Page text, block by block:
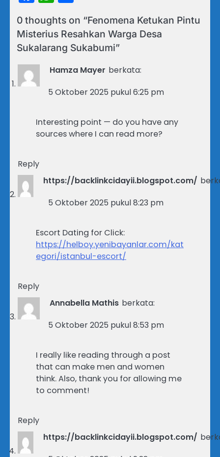
0 thoughts on “Fenomena Ketukan Pintu
Misterius Resahkan Warga Desa
Sukalarang Sukabumi”
Hamza Mayer berkata:
5 Oktober 2025 pukul 6:25 pm
Interesting point — do you have any
sources where I can read more?
Reply
https://backlinkcidayii.blogspot.com/
5 Oktober 2025 pukul 8:23 pm
Escort Dating for Click:
https://helboy.yenibayanlar.com/kat
egori/istanbul-escort/
Reply
Annabella Mathis berkata:
5 Oktober 2025 pukul 8:53 pm
I really like reading through a post
that can make men and women
think. Also, thank you for allowing me
to comment!
Reply
https://backlinkcidayii.blogspot.com/